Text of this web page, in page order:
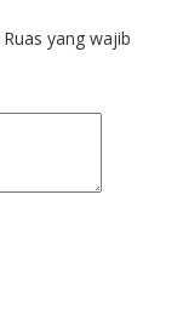
Ruas yang wajib